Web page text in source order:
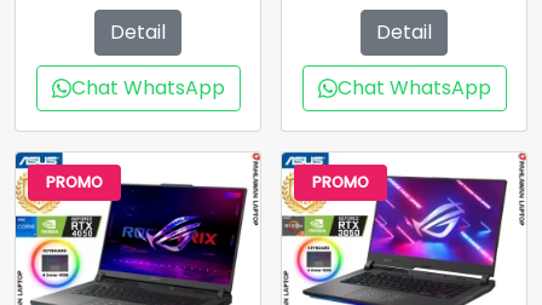
Rp5.000.000.
Detail
Chat WhatsApp
Detail
Chat WhatsApp
PROMO PROMO